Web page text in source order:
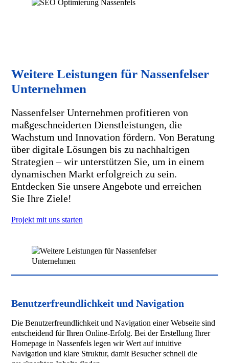
Weitere Leistungen für Nassenfelser
Unternehmen
Nassenfelser Unternehmen profitieren von
maßgeschneiderten Dienstleistungen, die
Wachstum und Innovation fördern. Von Beratung
über digitale Lösungen bis zu nachhaltigen
Strategien – wir unterstützen Sie, um in einem
dynamischen Markt erfolgreich zu sein.
Entdecken Sie unsere Angebote und erreichen
Sie Ihre Ziele!
Projekt mit uns starten
Benutzerfreundlichkeit und Navigation
Die Benutzerfreundlichkeit und Navigation einer Webseite sind
entscheidend für Ihren Online-Erfolg. Bei der Erstellung Ihrer
Homepage in Nassenfels legen wir Wert auf intuitive
Navigation und klare Struktur, damit Besucher schnell die